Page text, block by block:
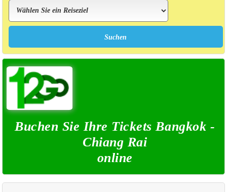
Buchen Sie Ihre Tickets Bangkok -
Chiang Rai
online